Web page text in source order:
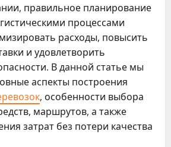
правильное планирование
процессами
расходы, повысить
и удовлетворить
В данной статье мы
аспекты построения
, особенности выбора
маршрутов, а также
затрат без потери качества